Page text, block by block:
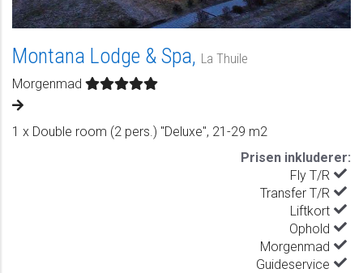
Montana Lodge & Spa, La Thuile
Morgenmad
1 x Double room (2 pers.) "Deluxe", 21-29 m2
Prisen inkluderer:
Fly T/R
Transfer T/R
Liftkort
Ophold
Morgenmad
Guideservice